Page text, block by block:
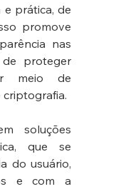
prática, de
promove
nas
de proteger
meio de
soluções
que se
do usuário,
e com a